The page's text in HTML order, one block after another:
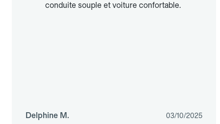
conduite souple et voiture confortable.
Delphine M. 03/10/2025